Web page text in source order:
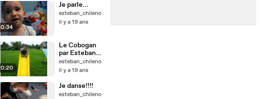
0:34
Je parle...
esteban_chileno
il y a 19 ans
0:20
Le Cobogan
par Esteban
hihi
esteban_chileno
il y a 19 ans
Je danse!!!!
esteban_chileno